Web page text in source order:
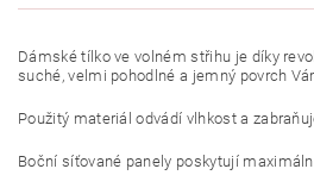
Dámské tílko ve volném střihu je díky
suché, velmi pohodlné a jemný povrch
Použitý materiál odvádí vlhkost a
Boční síťované panely poskytují